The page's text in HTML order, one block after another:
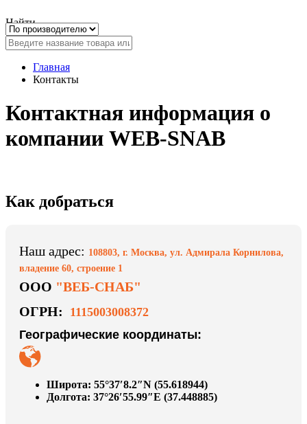
Найти
Главная
Контакты
Контактная информация о
компании WEB-SNAB
Как добраться
Наш адрес: 108803, г. Москва, ул. Адмирала Корнилова,
владение 60, строение 1
ООО "ВЕБ-СНАБ"
ОГРН:
1115003008372
Географические координаты:
Широта: 55°37′8.2″N (55.618944)
Долгота: 37°26′55.99″E (37.448885)